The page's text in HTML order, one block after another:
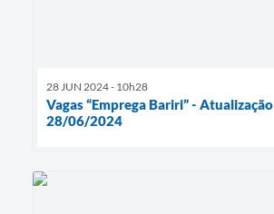
28 JUN 2024 - 10h28
Vagas “Emprega Bariri” - Atualização
28/06/2024